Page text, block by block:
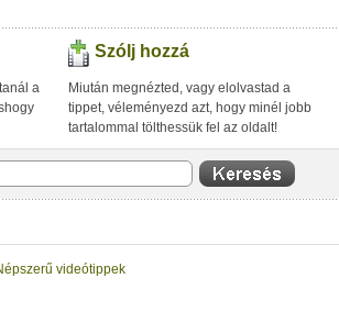
a
Szólj hozzá
Miután megnézted, vagy elolvastad a
tippet, véleményezd azt, hogy minél jobb
tartalommal tölthessük fel az oldalt!
videótippek